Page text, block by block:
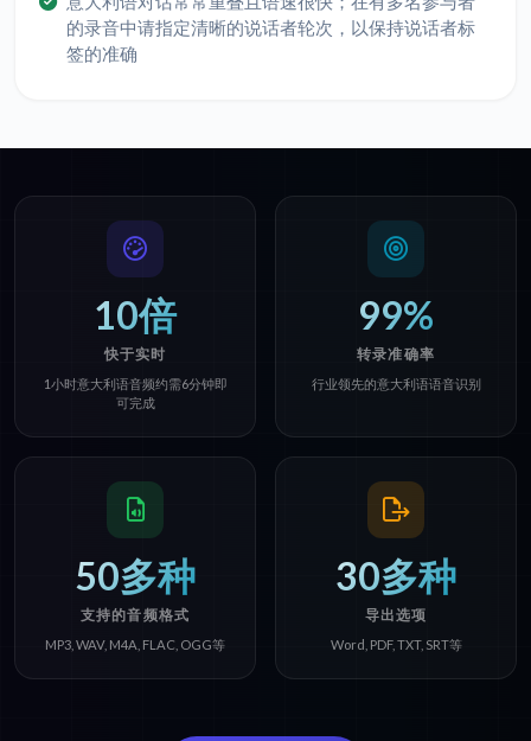
的录音中请指定清晰的说话者轮次，以保持说话者标
签的准确
10倍
快于实时
1小时意大利语音频约需6分钟即
可完成
99%
转录准确率
行业领先的意大利语语音识别
50多种
支持的音频格式
MP3, WAV, M4A, FLAC, OGG等
30多种
导出选项
Word, PDF, TXT, SRT等